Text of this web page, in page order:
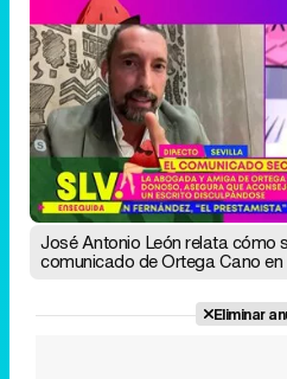
José Antonio León relata cómo
comunicado de Ortega Cano
Eliminar